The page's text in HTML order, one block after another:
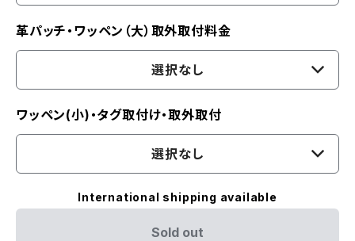
革パッチ・ワッペン（大）取外取付料金
選択なし
ワッペン(小)・タグ取付け・取外取付
選択なし
International shipping available
Sold out